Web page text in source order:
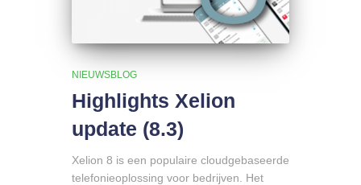
NIEUWSBLOG
Highlights Xelion
update (8.3)
Xelion 8 is een populaire cloudgebaseerde
telefonieoplossing voor bedrijven. Het